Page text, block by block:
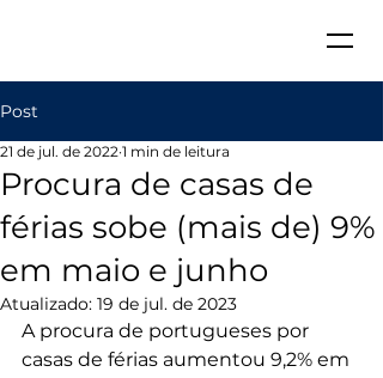
Post
Procura de casas de
férias sobe (mais de) 9%
em maio e junho
21 de jul. de 2022 1 min de leitura
Atualizado: 19 de jul. de 2023
A procura de portugueses por
casas de férias aumentou 9,2% em